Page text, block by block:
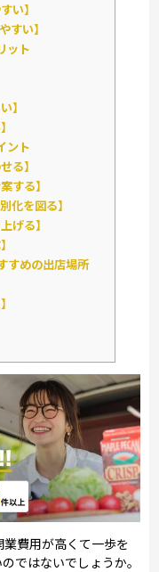
い】
すい】
ット
】
ント
る】
する】
化を図る】
げる】
すめの出店場所
費用が高くて一歩を
ではないでしょうか。